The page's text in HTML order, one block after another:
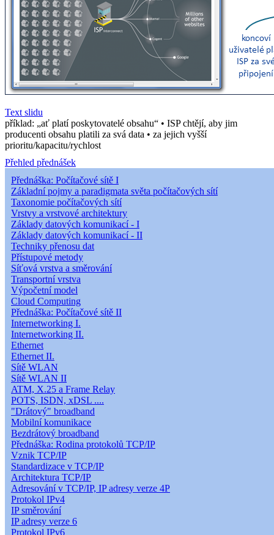
Text slidu
příklad: „ať platí poskytovatelé obsahu“ • ISP chtějí, aby jim
producenti obsahu platili za svá data • za jejich vyšší
prioritu/kapacitu/rychlost
Přehled přednášek
Přednáška: Počítačové sítě I
Základní pojmy a paradigmata světa počítačových sítí
Taxonomie počítačových sítí
Vrstvy a vrstvové architektury
Základy datových komunikací - I
Základy datových komunikací - II
Techniky přenosu dat
Přístupové metody
Síťová vrstva a směrování
Transportní vrstva
Výpočetní model
Cloud Computing
Přednáška: Počítačové sítě II
Internetworking I.
Internetworking II.
Ethernet
Ethernet II.
Sítě WLAN
Sítě WLAN II
ATM, X.25 a Frame Relay
POTS, ISDN, xDSL ....
"Drátový" broadband
Mobilní komunikace
Bezdrátový broadband
Přednáška: Rodina protokolů TCP/IP
Vznik TCP/IP
Standardizace v TCP/IP
Architektura TCP/IP
Adresování v TCP/IP, IP adresy verze 4P
Protokol IPv4
IP směrování
IP adresy verze 6
Protokol IPv6